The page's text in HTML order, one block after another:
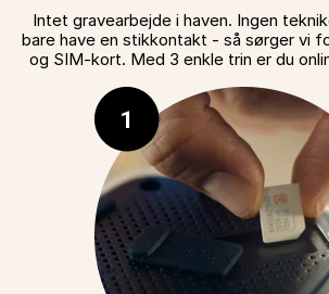
Intet gravearbejde i haven. Ingen
bare have en stikkontakt - så sørger vi
og SIM-kort. Med 3 enkle trin er du